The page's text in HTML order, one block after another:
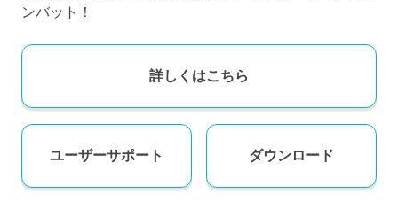
ンバット！
詳しくはこちら
ユーザーサポート ダウンロード